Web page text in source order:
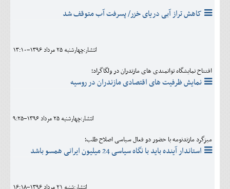
کاهش تراز آبی دریای خزر/ پسرفت آب متوقف شد
انتشار:چهارشنبه 25 مرداد 1396-13:10
افتتاح نمایشگاه توانمندی های مازندران در ولگاگراد؛
نمایش ظرفیت های اقتصادی مازندران در روسیه
انتشار:چهارشنبه 25 مرداد 1396-9:25
میزگرد مازندنومه با حضور دو فعال سیاسی اصلاح طلب؛
استاندار آینده باید با نگاه سیاسی 24 میلیون ایرانی همسو باشد